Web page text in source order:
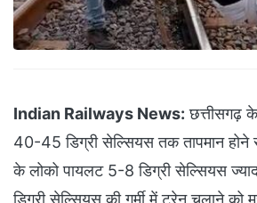
Indian Railways News: छत्तीसगढ़
40-45 डिग्री सेल्सियस तक तापमान होने
के लोको पायलट 5-8 डिग्री सेल्सियस
डिग्री सेल्सियस की गर्मी में ट्रेन चलाने